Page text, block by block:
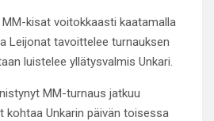
kisat voitokkaasti kaatamalla
Leijonat tavoittelee turnauksen
luistelee yllätysvalmis Unkari.
MM-turnaus jatkuu
kohtaa Unkarin päivän toisessa